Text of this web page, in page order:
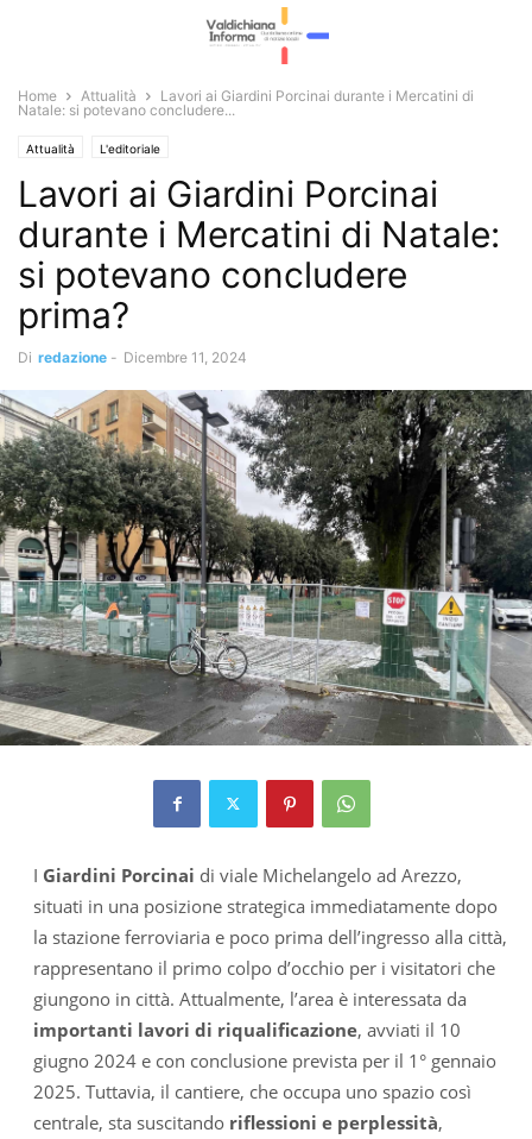
Home Attualità
Lavori ai Giardini Porcinai durante i Mercatini di
Natale: si potevano concludere...
Attualità L'editoriale
Lavori ai Giardini Porcinai
durante i Mercatini di Natale:
si potevano concludere
prima?
Di redazione - Dicembre 11, 2024
I Giardini Porcinai di viale Michelangelo ad Arezzo,
situati in una posizione strategica immediatamente dopo
la stazione ferroviaria e poco prima dell’ingresso alla città,
rappresentano il primo colpo d’occhio per i visitatori che
giungono in città. Attualmente, l’area è interessata da
importanti lavori di riqualificazione, avviati il 10
giugno 2024 e con conclusione prevista per il 1° gennaio
2025. Tuttavia, il cantiere, che occupa uno spazio così
centrale, sta suscitando riflessioni e perplessità,